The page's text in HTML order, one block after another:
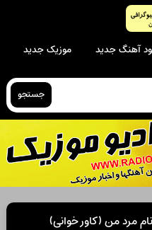
آهنگ جدید موزیک جدید
جستجو
مرد من (کاور خوانی)